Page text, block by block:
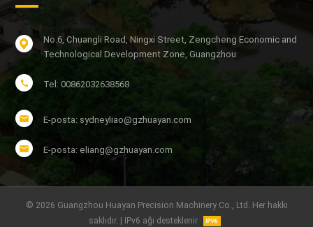
No.6, Chuangli Road, Ningxi Street, Zengcheng Economic and
Technological Development Zone, Guangzhou
Tel: 00862032638568
E-posta: sydneyliao@gzhuayan.com
E-posta: eliang@gzhuayan.com
© 2026 Guangzhou Huayan Precision Machinery Co., Ltd. Her hakkı
saklıdır. | IPv6 ağı desteklenir